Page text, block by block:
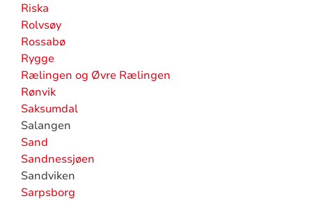
Riska
Rolvsøy
Rossabø
Rygge
Rælingen og Øvre Rælingen
Rønvik
Saksumdal
Salangen
Sand
Sandnessjøen
Sandviken
Sarpsborg